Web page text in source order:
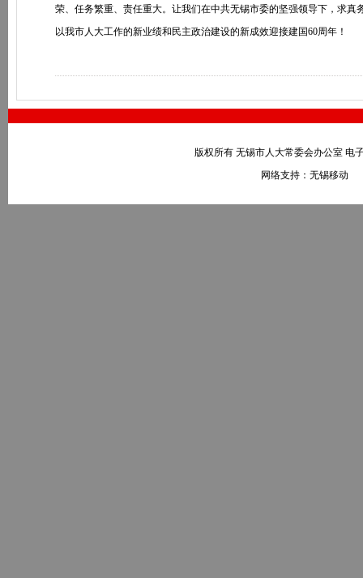
荣、任务繁重、责任重大。让我们在中共无锡市委的坚强领导下，求
以我市人大工作的新业绩和民主政治建设的新成效迎接建国60周年！
版权所有 无锡市人大常委会办公室 电
网络支持：无锡移动